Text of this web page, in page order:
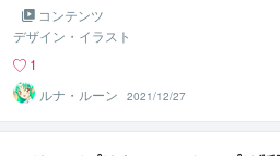
コンテンツ
デザイン・イラスト
1
ルナ・ルーン
2021/12/27